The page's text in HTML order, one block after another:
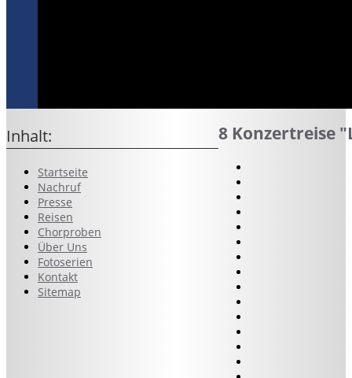
Inhalt:
Startseite
Nachruf
Presse
Reisen
Chorproben
Über Uns
Fotoserien
Kontakt
Sitemap
8 Konzertreise